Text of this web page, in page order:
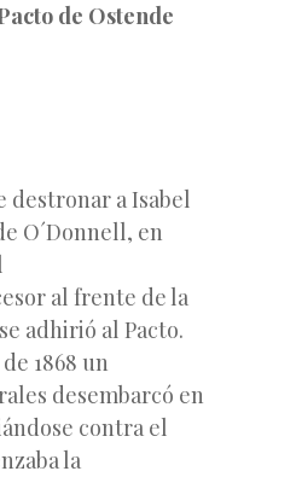
de Ostende
destronar a Isabel
O´Donnell, en
al frente de la
adhirió al Pacto.
1868 un
desembarcó en
contra el
la